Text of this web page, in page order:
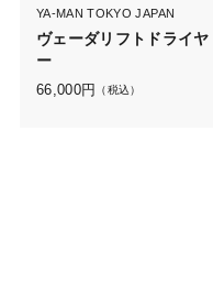
YA-MAN TOKYO JAPAN
ヴェーダリフトドライヤ
ー
66,000円 （税込）